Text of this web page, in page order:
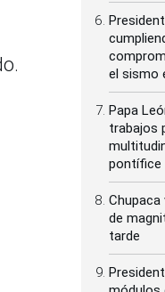
el sismo
Papa
trabajos
pontífice
Chupaca
de
tarde